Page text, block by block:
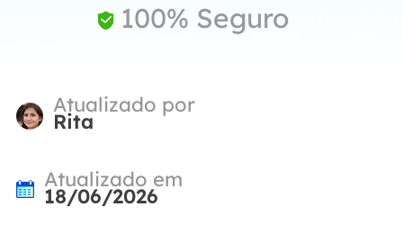
 100% Seguro
Atualizado por
Rita
Atualizado em
18/06/2026